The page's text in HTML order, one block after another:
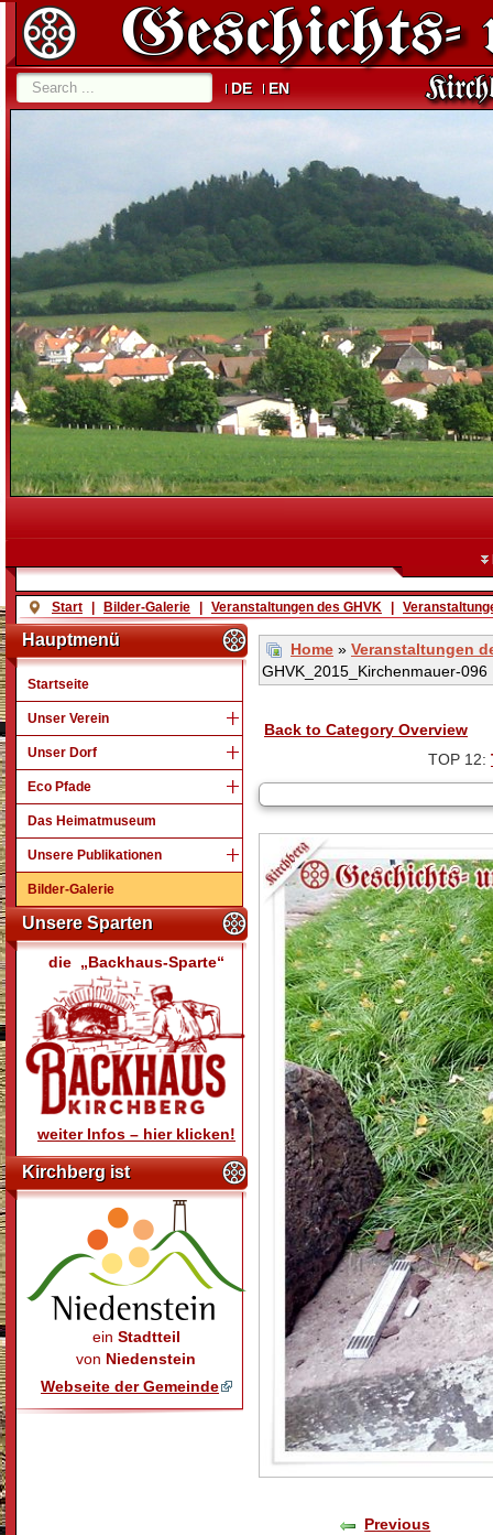
DE EN
Start Bilder-Galerie Veranstaltungen des GHVK
Hauptmenü
Startseite
Unser Verein
Unser Dorf
Eco Pfade
Das Heimatmuseum
Unsere Publikationen
Bilder-Galerie
Unsere Sparten
die „Backhaus-Sparte“
weiter Infos – hier klicken!
Kirchberg ist
ein Stadtteil
von Niedenstein
Webseite der Gemeinde
Home » Veranstaltungen
GHVK_2015_Kirchenmauer-096
Back to Category Overview
TOP 12:
Previous